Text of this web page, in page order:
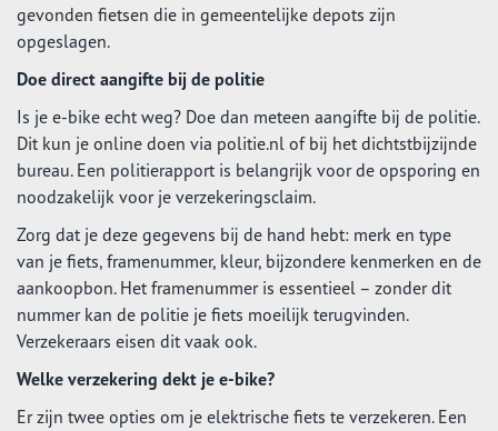
gevonden fietsen die in gemeentelijke depots zijn
opgeslagen.
Doe direct aangifte bij de politie
Is je e-bike echt weg? Doe dan meteen aangifte bij de politie.
Dit kun je online doen via politie.nl of bij het dichtstbijzijnde
bureau. Een politierapport is belangrijk voor de opsporing en
noodzakelijk voor je verzekeringsclaim.
Zorg dat je deze gegevens bij de hand hebt: merk en type
van je fiets, framenummer, kleur, bijzondere kenmerken en de
aankoopbon. Het framenummer is essentieel – zonder dit
nummer kan de politie je fiets moeilijk terugvinden.
Verzekeraars eisen dit vaak ook.
Welke verzekering dekt je e-bike?
Er zijn twee opties om je elektrische fiets te verzekeren. Een